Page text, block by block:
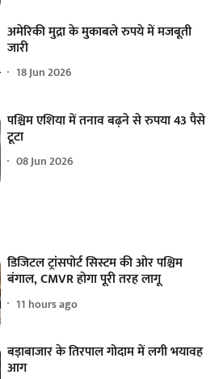
अमेरिकी मुद्रा के मुकाबले रुपये में मजबूती
जारी
18 Jun 2026
पश्चिम एशिया में तनाव बढ़ने से रुपया 43 पैसे
टूटा
08 Jun 2026
डिजिटल ट्रांसपोर्ट सिस्टम की ओर पश्चिम
बंगाल, CMVR होगा पूरी तरह लागू
11 hours ago
बड़ाबाजार के तिरपाल गोदाम में लगी भयावह
आग